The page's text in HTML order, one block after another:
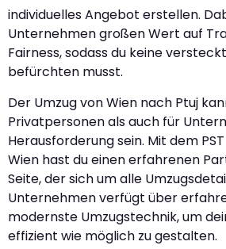
individuelles Angebot erstellen.
Unternehmen großen Wert auf
Fairness, sodass du keine
befürchten musst.
Der Umzug von Wien nach Ptuj
Privatpersonen als auch für
Herausforderung sein. Mit dem
Wien hast du einen erfahrenen
Seite, der sich um alle
Unternehmen verfügt über
modernste Umzugstechnik, um
effizient wie möglich zu gestalten.